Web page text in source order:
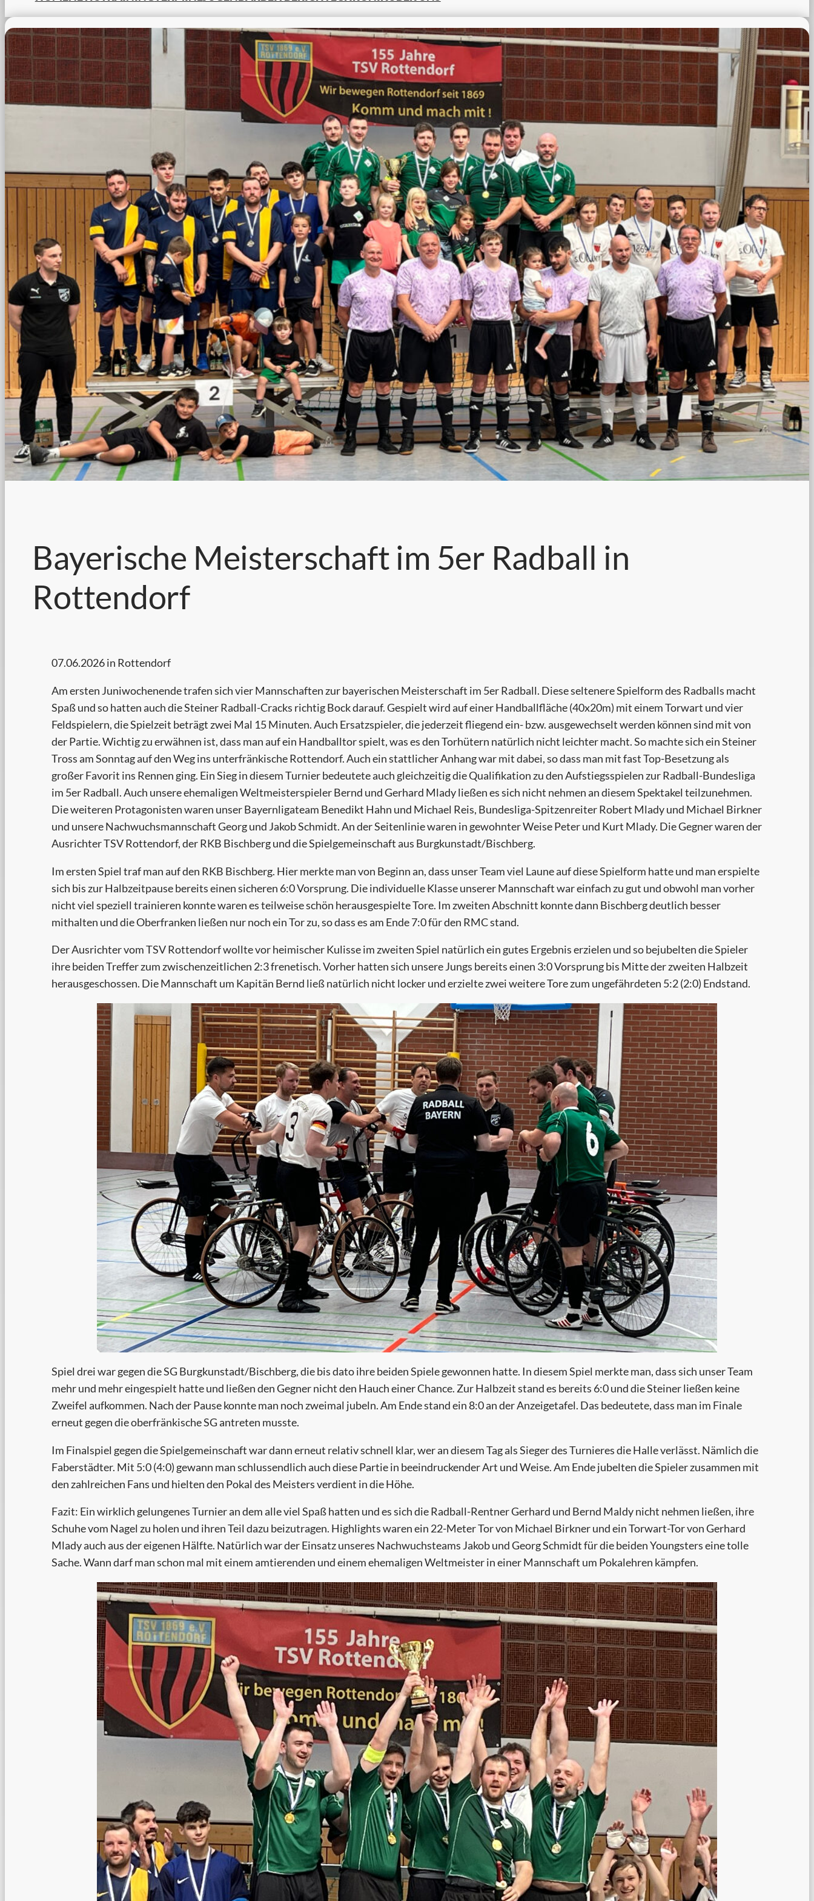
Bayerische Meisterschaft im 5er Radball in
Rottendorf
07.06.2026 in Rottendorf
Am ersten Juniwochenende trafen sich vier Mannschaften zur bayerischen Meisterschaft im 5er Radball. Diese seltenere Spielform des Radballs macht
Spaß und so hatten auch die Steiner Radball-Cracks richtig Bock darauf. Gespielt wird auf einer Handballfläche (40x20m) mit einem Torwart und vier
Feldspielern, die Spielzeit beträgt zwei Mal 15 Minuten. Auch Ersatzspieler, die jederzeit fliegend ein- bzw. ausgewechselt werden können sind mit von
der Partie. Wichtig zu erwähnen ist, dass man auf ein Handballtor spielt, was es den Torhütern natürlich nicht leichter macht. So machte sich ein Steiner
Tross am Sonntag auf den Weg ins unterfränkische Rottendorf. Auch ein stattlicher Anhang war mit dabei, so dass man mit fast Top-Besetzung als
großer Favorit ins Rennen ging. Ein Sieg in diesem Turnier bedeutete auch gleichzeitig die Qualifikation zu den Aufstiegsspielen zur Radball-Bundesliga
im 5er Radball. Auch unsere ehemaligen Weltmeisterspieler Bernd und Gerhard Mlady ließen es sich nicht nehmen an diesem Spektakel teilzunehmen.
Die weiteren Protagonisten waren unser Bayernligateam Benedikt Hahn und Michael Reis, Bundesliga-Spitzenreiter Robert Mlady und Michael Birkner
und unsere Nachwuchsmannschaft Georg und Jakob Schmidt. An der Seitenlinie waren in gewohnter Weise Peter und Kurt Mlady. Die Gegner waren der
Ausrichter TSV Rottendorf, der RKB Bischberg und die Spielgemeinschaft aus Burgkunstadt/Bischberg.
Im ersten Spiel traf man auf den RKB Bischberg. Hier merkte man von Beginn an, dass unser Team viel Laune auf diese Spielform hatte und man erspielte
sich bis zur Halbzeitpause bereits einen sicheren 6:0 Vorsprung. Die individuelle Klasse unserer Mannschaft war einfach zu gut und obwohl man vorher
nicht viel speziell trainieren konnte waren es teilweise schön herausgespielte Tore. Im zweiten Abschnitt konnte dann Bischberg deutlich besser
mithalten und die Oberfranken ließen nur noch ein Tor zu, so dass es am Ende 7:0 für den RMC stand.
Der Ausrichter vom TSV Rottendorf wollte vor heimischer Kulisse im zweiten Spiel natürlich ein gutes Ergebnis erzielen und so bejubelten die Spieler
ihre beiden Treffer zum zwischenzeitlichen 2:3 frenetisch. Vorher hatten sich unsere Jungs bereits einen 3:0 Vorsprung bis Mitte der zweiten Halbzeit
herausgeschossen. Die Mannschaft um Kapitän Bernd ließ natürlich nicht locker und erzielte zwei weitere Tore zum ungefährdeten 5:2 (2:0) Endstand.
Spiel drei war gegen die SG Burgkunstadt/Bischberg, die bis dato ihre beiden Spiele gewonnen hatte. In diesem Spiel merkte man, dass sich unser Team
mehr und mehr eingespielt hatte und ließen den Gegner nicht den Hauch einer Chance. Zur Halbzeit stand es bereits 6:0 und die Steiner ließen keine
Zweifel aufkommen. Nach der Pause konnte man noch zweimal jubeln. Am Ende stand ein 8:0 an der Anzeigetafel. Das bedeutete, dass man im Finale
erneut gegen die oberfränkische SG antreten musste.
Im Finalspiel gegen die Spielgemeinschaft war dann erneut relativ schnell klar, wer an diesem Tag als Sieger des Turnieres die Halle verlässt. Nämlich die
Faberstädter. Mit 5:0 (4:0) gewann man schlussendlich auch diese Partie in beeindruckender Art und Weise. Am Ende jubelten die Spieler zusammen mit
den zahlreichen Fans und hielten den Pokal des Meisters verdient in die Höhe.
Fazit: Ein wirklich gelungenes Turnier an dem alle viel Spaß hatten und es sich die Radball-Rentner Gerhard und Bernd Maldy nicht nehmen ließen, ihre
Schuhe vom Nagel zu holen und ihren Teil dazu beizutragen. Highlights waren ein 22-Meter Tor von Michael Birkner und ein Torwart-Tor von Gerhard
Mlady auch aus der eigenen Hälfte. Natürlich war der Einsatz unseres Nachwuchsteams Jakob und Georg Schmidt für die beiden Youngsters eine tolle
Sache. Wann darf man schon mal mit einem amtierenden und einem ehemaligen Weltmeister in einer Mannschaft um Pokalehren kämpfen.